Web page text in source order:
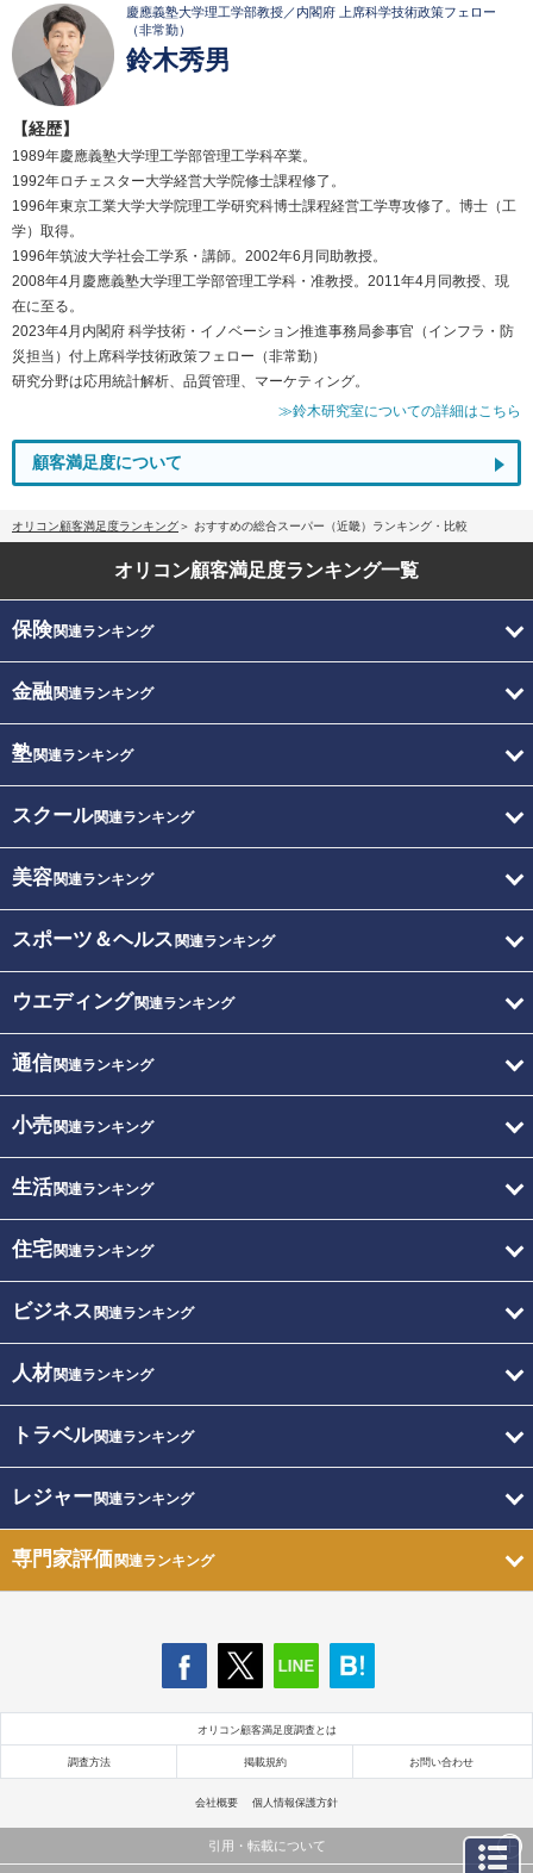
慶應義塾大学理工学部教授／内閣府 上席科学技術政策フェロー
（非常勤）
鈴木秀男
【経歴】
1989年慶應義塾大学理工学部管理工学科卒業。
1992年ロチェスター大学経営大学院修士課程修了。
1996年東京工業大学大学院理工学研究科博士課程経営工学専攻修了。博士（工
学）取得。
1996年筑波大学社会工学系・講師。2002年6月同助教授。
2008年4月慶應義塾大学理工学部管理工学科・准教授。2011年4月同教授、現
在に至る。
2023年4月内閣府 科学技術・イノベーション推進事務局参事官（インフラ・防
災担当）付上席科学技術政策フェロー（非常勤）
研究分野は応用統計解析、品質管理、マーケティング。
≫鈴木研究室についての詳細はこちら
顧客満足度について
オリコン顧客満足度ランキング おすすめの総合スーパー（近畿）ランキング・比較
オリコン顧客満足度ランキング一覧
保険関連ランキング
金融関連ランキング
塾関連ランキング
スクール関連ランキング
美容関連ランキング
スポーツ＆ヘルス 関連ランキング
ウエディング関連ランキング
通信関連ランキング
小売関連ランキング
生活関連ランキング
住宅関連ランキング
ビジネス 関連ランキング
人材関連ランキング
トラベル関連ランキング
レジャー関連ランキング
専門家評価関連ランキング
オリコン顧客満足度調査とは
調査方法 掲載規約 お問い合わせ
会社概要 個人情報保護方針
引用・転載について